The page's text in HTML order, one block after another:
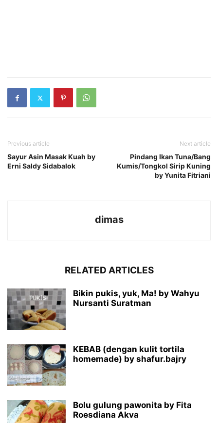
Previous article
Sayur Asin Masak Kuah by
Erni Saldy Sidabalok
Next article
Pindang Ikan Tuna/Bang
Kumis/Tongkol Sirip Kuning
by Yunita Fitriani
dimas
RELATED ARTICLES
Bikin pukis, yuk, Ma! by Wahyu
Nursanti Suratman
KEBAB (dengan kulit tortila
homemade) by shafur.bajry
Bolu gulung pawonita by Fita
Roesdiana Akva